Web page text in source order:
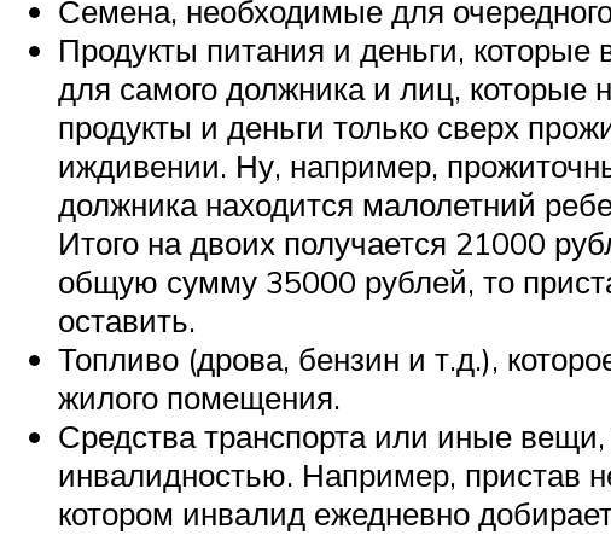
Семена, необходимые для
Продукты питания и деньги,
для самого должника и лиц, которые
продукты и деньги только сверх
иждивении. Ну, например,
должника находится малолетний
Итого на двоих получается 21000
общую сумму 35000 рублей, то
оставить.
Топливо (дрова, бензин и т.д.),
жилого помещения.
Средства транспорта или иные
инвалидностью. Например, пристав
котором инвалид ежедневно